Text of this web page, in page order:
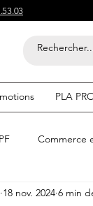
PLA
Commerce
Compétitif du
18 nov. 2024 6 min